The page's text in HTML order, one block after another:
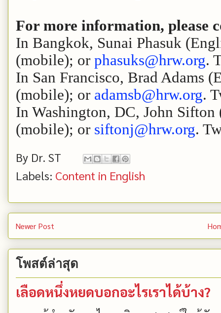
For more information, please
In Bangkok, Sunai Phasuk
(mobile); or phasuks@hrw.org.
In San Francisco, Brad Adams
(mobile); or adamsb@hrw.org.
In Washington, DC, John
(mobile); or siftonj@hrw.org.
By Dr. ST
Labels: Content in English
Newer Post
โพสต์ล่าสุด
เลือดหนึ่งหยดบอกอะไรเราได้บ้าง?